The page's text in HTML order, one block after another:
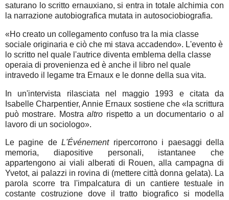
saturano lo scritto ernauxiano, si entra in totale alchimia con
la narrazione autobiografica mutata in autosociobiografia.
«Ho creato un collegamento confuso tra la mia classe
sociale originaria e ciò che mi stava accadendo». L'evento è
lo scritto nel quale l'autrice diventa emblema della classe
operaia di provenienza ed è anche il libro nel quale
intravedo il legame tra Ernaux e le donne della sua vita.
In un'intervista rilasciata nel maggio 1993 e citata da
Isabelle Charpentier, Annie Ernaux sostiene che «la scrittura
può mostrare. Mostraaltro rispetto a un documentario o al
lavoro di un sociologo».
Le pagine deL'Événement ripercorrono i paesaggi della
memoria, diapositive personali, istantanee che
appartengono ai viali alberati di Rouen, alla campagna di
Yvetot, ai palazzi in rovina di (mettere città donna gelata). La
parola scorre tra l'impalcatura di un cantiere testuale in
costante costruzione dove il tratto biografico si modella